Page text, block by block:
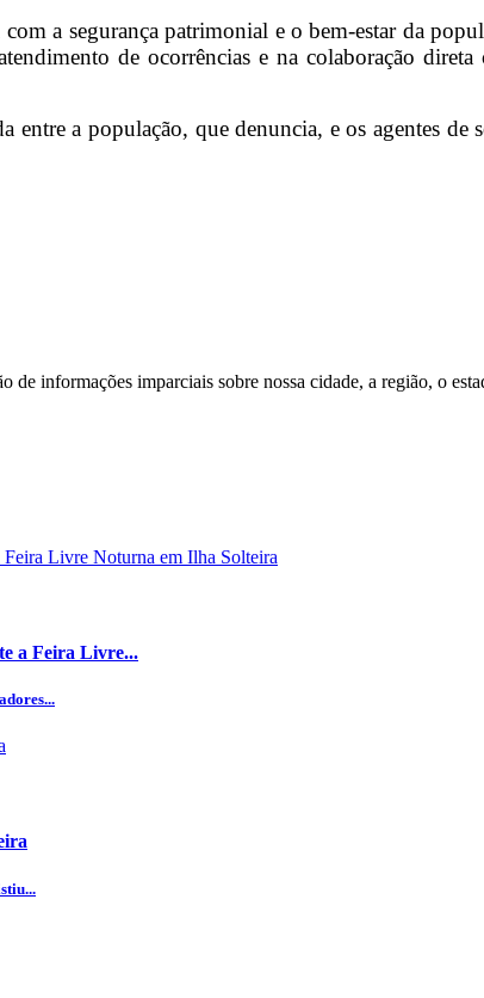
a segurança patrimonial e o bem-estar da
de ocorrências e na colaboração
entre a população, que denuncia, e os agentes
informações imparciais sobre nossa cidade, a região, o
a Feira Livre...